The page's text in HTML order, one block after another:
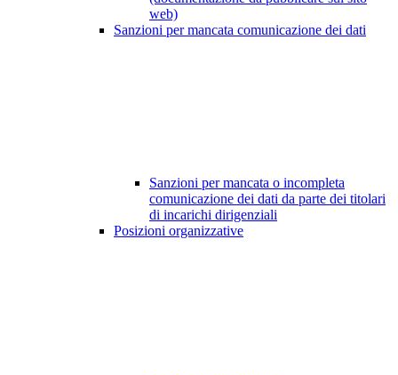
web)
Sanzioni per mancata comunicazione dei dati
Sanzioni per mancata o incompleta
comunicazione dei dati da parte dei titolari
di incarichi dirigenziali
Posizioni organizzative